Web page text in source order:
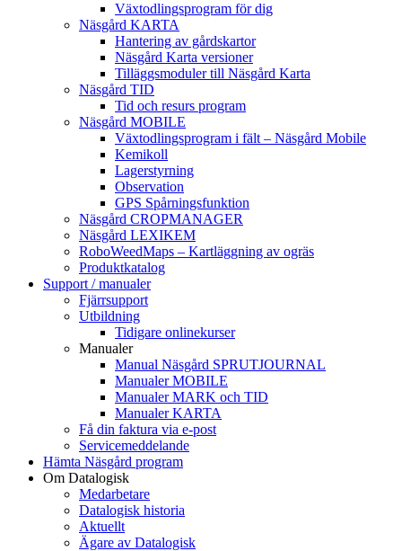
Växtodlingsprogram för dig
Näsgård KARTA
Hantering av gårdskartor
Näsgård Karta versioner
Tilläggsmoduler till Näsgård Karta
Näsgård TID
Tid och resurs program
Näsgård MOBILE
Växtodlingsprogram i fält – Näsgård Mobile
Kemikoll
Lagerstyrning
Observation
GPS Spårningsfunktion
Näsgård CROPMANAGER
Näsgård LEXIKEM
RoboWeedMaps – Kartläggning av ogräs
Produktkatalog
Support / manualer
Fjärrsupport
Utbildning
Tidigare onlinekurser
Manualer
Manual Näsgård SPRUTJOURNAL
Manualer MOBILE
Manualer MARK och TID
Manualer KARTA
Få din faktura via e-post
Servicemeddelande
Hämta Näsgård program
Om Datalogisk
Medarbetare
Datalogisk historia
Aktuellt
Ägare av Datalogisk